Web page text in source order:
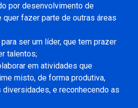
por desenvolvimento de
fazer parte de outras áreas
ser um líder, que tem prazer
talentos;
em atividades que
misto, de forma produtiva,
e reconhecendo as